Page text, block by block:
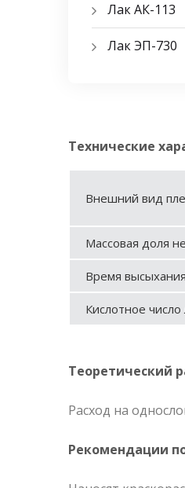
Лак АК-113
Лак ЭП-730
Технические
Внешний вид
Массовая доля
Время
Кислотное
Теоретический
Расход на
Рекомендации